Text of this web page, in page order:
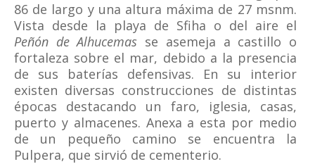
86 de largo y una altura máxima de 27 msnm.
Vista desde la playa de Sfiha o del aire el
Peñón de Alhucemas se asemeja a castillo o
fortaleza sobre el mar, debido a la presencia
de sus baterías defensivas. En su interior
existen diversas construcciones de distintas
épocas destacando un faro, iglesia, casas,
puerto y almacenes. Anexa a esta por medio
de un pequeño camino se encuentra la
Pulpera, que sirvió de cementerio.